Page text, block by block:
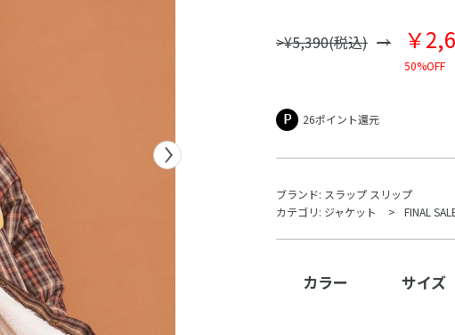
>¥5,390(税込) ￥
50%OFF
26ポイント還元
ブランド: スラップ スリップ
カテゴリ: ジャケット FINAL
カラー サイズ